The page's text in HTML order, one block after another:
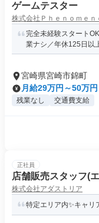
ゲームテスター
株式会社Ｐｈｅｎｏｍｅｎ
完全未経験スタート
業ナシ／年休125日以
宮崎県宮崎市錦町
月給29万円～50万円
残業なし 交通費支給
正社員
店舗販売スタッフ(
株式会社アダストリア
特定エリア内✨キャ